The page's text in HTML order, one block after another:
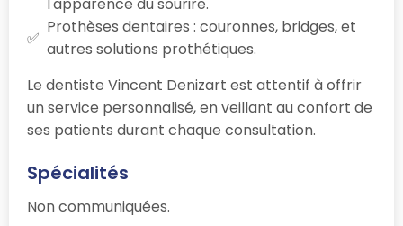
l'apparence du sourire.
Prothèses dentaires : couronnes, bridges, et
autres solutions prothétiques.
Le dentiste Vincent Denizart est attentif à offrir
un service personnalisé, en veillant au confort de
ses patients durant chaque consultation.
Spécialités
Non communiquées.